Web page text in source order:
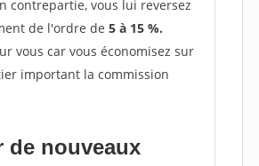
contrepartie, vous lui reversez
de l'ordre de 5 à 15 %.
vous car vous économisez sur
important la commission
de nouveaux